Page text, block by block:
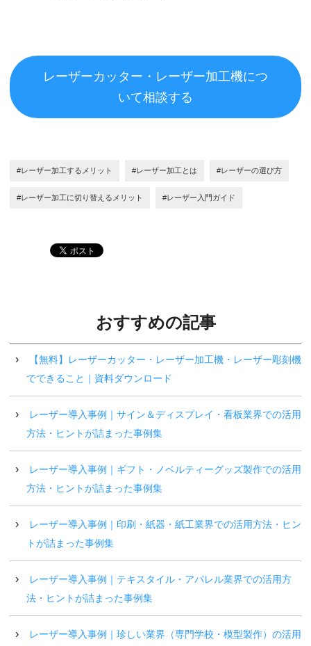
レーザーカッター・レーザー加工機につ
いて相談する
#レーザー加工するメリット #レーザー加工とは #レーザーの選び方
#レーザー加工に切り替えるメリット #レーザー入門ガイド
おすすめの記事
【無料】レーザーカッター・レーザー加工機・レーザー彫刻機
でできること｜資料ダウンロード
レーザー導入事例｜サイン＆ディスプレイ・看板業界での活用
方法・ヒントが詰まった事例集
レーザー導入事例｜ギフト・ノベルティーグッズ製作での活用
方法・ヒントが詰まった事例集
レーザー導入事例｜印刷・紙器・紙工業界での活用方法・ヒン
トが詰まった事例集
レーザー導入事例｜テキスタイル・アパレル業界での活用方
法・ヒントが詰まった事例集
レーザー導入事例｜珍しい業界（専門学校・模型製作）の活用